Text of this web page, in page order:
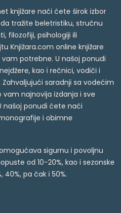
knjižare naći ćete širok izbor
tražite beletristiku, stručnu
filozofiji, psihologiji ili
Knjižara.com online knjižare
potrebne. U našoj ponudi
kao i rečnici, vodiči i
saradnji sa vodećim
najnovija izdanja i sve
našoj ponudi ćete naći
i obimne
sigurnu i povoljnu
od 10-20%, kao i sezonske
pa čak i 50%.